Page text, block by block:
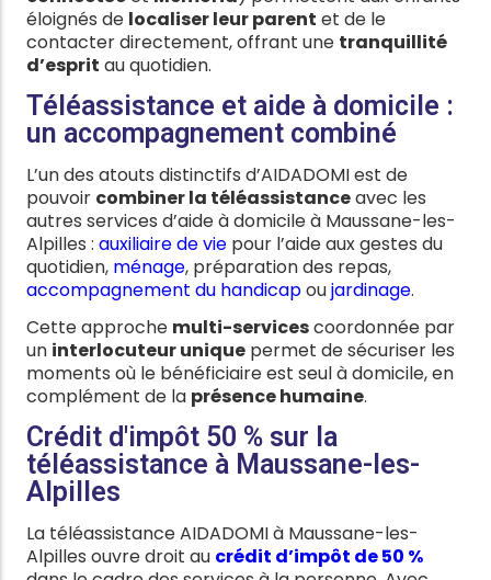
éloignés de localiser leur parent et de le
contacter directement, offrant une tranquillité
d’esprit au quotidien.
Téléassistance et aide à domicile :
un accompagnement combiné
L’un des atouts distinctifs d’AIDADOMI est de
pouvoir combiner la téléassistanceavec les
autres services d’aide à domicile à Maussane-les-
Alpilles : auxiliaire de vie pour l’aide aux gestes du
quotidien, ménage, préparation des repas,
accompagnement du handicapoujardinage.
Cette approche multi-servicescoordonnée par
un interlocuteur unique permet de sécuriser les
moments où le bénéficiaire est seul à domicile, en
complément de la présence humaine.
Crédit d'impôt 50 % sur la
téléassistance à Maussane-les-
Alpilles
La téléassistance AIDADOMI à Maussane-les-
Alpilles ouvre droit au crédit d’impôt de 50 %